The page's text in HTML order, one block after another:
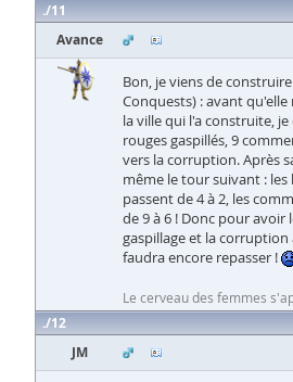
11
Avance
Bon, je viens de
Conquests) : avant
la ville qui l'a construite,
rouges gaspillés, 9
vers la corruption. Après
même le tour suivant :
passent de 4 à 2, les
de 9 à 6 ! Donc pour avoir
gaspillage et la corruption
faudra encore repasser !
Le cerveau des femmes
12
JM